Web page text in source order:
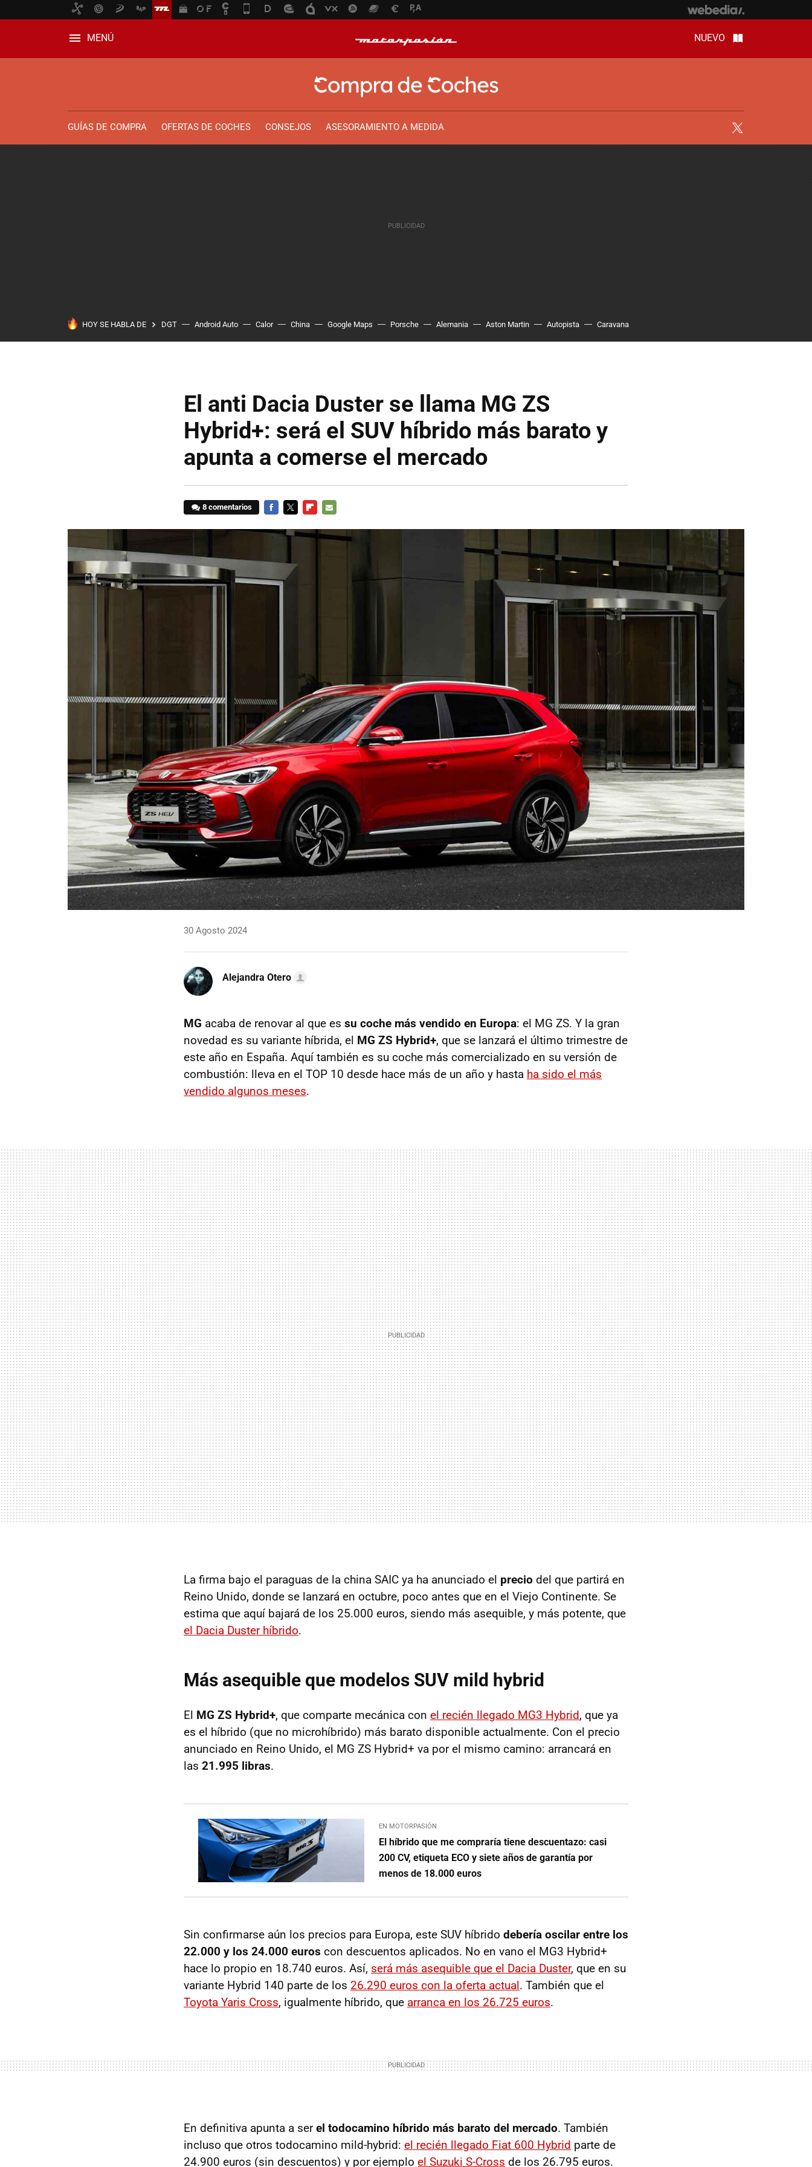
MENÚ NUEVO
GUÍAS DE COMPRA OFERTAS DE COCHES CONSEJOS ASESORAMIENTO A MEDIDA
HOY SE HABLA DE DGT Android Auto Calor China Google Maps Porsche Alemania Aston Martin Autopista Caravana
El anti Dacia Duster se llama MG ZS
Hybrid+: será el SUV híbrido más barato y
apunta a comerse el mercado
8 comentarios
MAIL
30 Agosto 2024
Alejandra Otero
MG acaba de renovar al que es su coche más vendido en Europa: el MG ZS. Y la gran
novedad es su variante híbrida, el MG ZS Hybrid+, que se lanzará el último trimestre de
este año en España. Aquí también es su coche más comercializado en su versión de
combustión: lleva en el TOP 10 desde hace más de un año y hasta ha sido el más
vendido algunos meses.
La firma bajo el paraguas de la china SAIC ya ha anunciado el precio del que partirá en
Reino Unido, donde se lanzará en octubre, poco antes que en el Viejo Continente. Se
estima que aquí bajará de los 25.000 euros, siendo más asequible, y más potente, que
el Dacia Duster híbrido.
Más asequible que modelos SUV mild hybrid
El MG ZS Hybrid+, que comparte mecánica con el recién llegado MG3 Hybrid, que ya
es el híbrido (que no microhíbrido) más barato disponible actualmente. Con el precio
anunciado en Reino Unido, el MG ZS Hybrid+ va por el mismo camino: arrancará en
las 21.995 libras.
EN MOTORPASIÓN
El híbrido que me compraría tiene descuentazo: casi
200 CV, etiqueta ECO y siete años de garantía por
menos de 18.000 euros
Sin confirmarse aún los precios para Europa, este SUV híbrido debería oscilar entre los
22.000 y los 24.000 euros con descuentos aplicados. No en vano el MG3 Hybrid+
hace lo propio en 18.740 euros. Así, será más asequible que el Dacia Duster, que en su
variante Hybrid 140 parte de los 26.290 euros con la oferta actual. También que el
Toyota Yaris Cross, igualmente híbrido, que arranca en los 26.725 euros.
En definitiva apunta a serel todocamino híbrido más barato del mercado. También
incluso que otros todocamino mild-hybrid: el recién llegado Fiat 600 Hybrid parte de
24.900 euros (sin descuentos) y por ejemplo el Suzuki S-Cross de los 26.795 euros.